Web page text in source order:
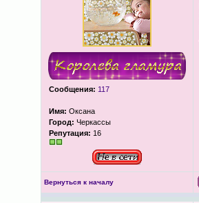
Сообщения: 117
Имя: Оксана
Город: Черкассы
Репутация: 16
Вернуться к началу